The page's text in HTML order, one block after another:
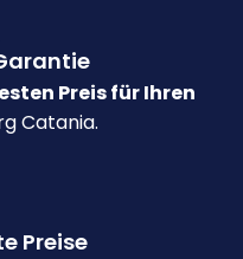
Preis für Ihren
Catania.
Preise